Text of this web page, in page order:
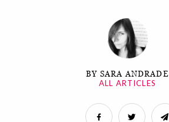
BY SARA ANDRADE
ALL ARTICLES